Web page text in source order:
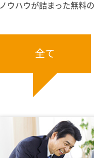
ノウハウが詰まった無料
全て